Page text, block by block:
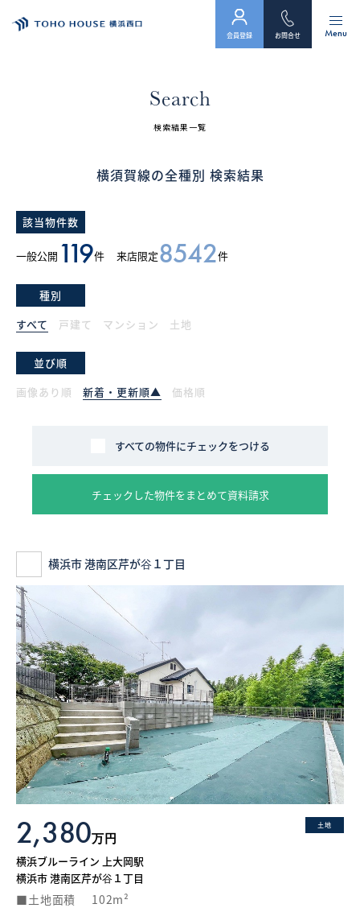
会社案内
お客様の声
お知らせ
採用情報
お気に入り物件一覧
サイトマップ
What’s MIRAKARE
スペシャルムービーを見る
Menu
お問合せ
会員登録
Search
検索結果一覧
横須賀線の全種別 検索結果
該当物件数
一般公開 119件 来店限定8542件
種別
すべて
戸建て マンション 土地
並び順
画像あり順
新着・更新順▲ 価格順
すべての物件にチェックをつける
チェックした物件をまとめて資料請求
横浜市 港南区芹が谷１丁目
土地
2,380万円
横浜ブルーライン 上大岡駅
横浜市 港南区芹が谷１丁目
土地面積 102m²